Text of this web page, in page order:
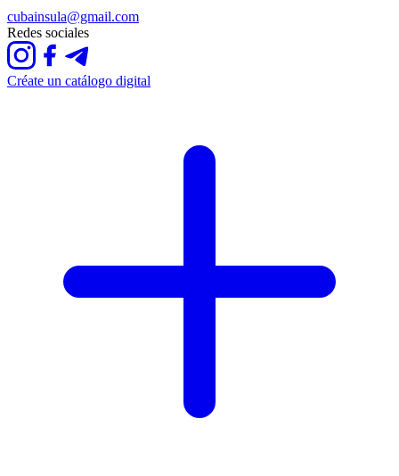
cubainsula@gmail.com
Redes sociales
Créate un catálogo digital